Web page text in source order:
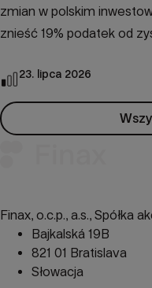
zmian w polskim
znieść 19% podatek od
23. lipca 2026
Finax, o.c.p., a.s., Spółka
Bajkalská 19B
821 01 Bratislava
Słowacja